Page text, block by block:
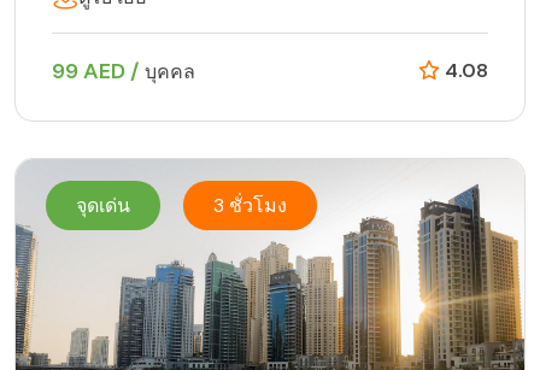
99 AED / บุคคล 4.08
จุดเด่น 3 ชั่วโมง